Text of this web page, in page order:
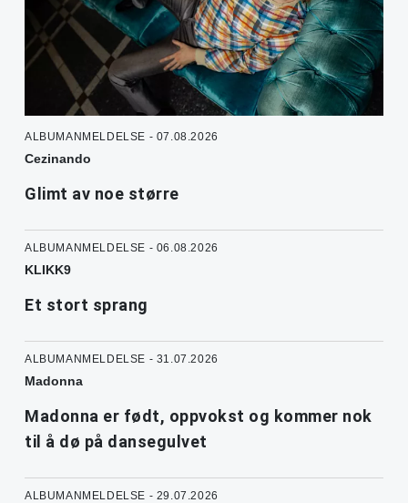
ALBUMANMELDELSE - 07.08.2026
Cezinando
Glimt av noe større
ALBUMANMELDELSE - 06.08.2026
KLIKK9
Et stort sprang
ALBUMANMELDELSE - 31.07.2026
Madonna
Madonna er født, oppvokst og kommer nok
til å dø på dansegulvet
ALBUMANMELDELSE - 29.07.2026